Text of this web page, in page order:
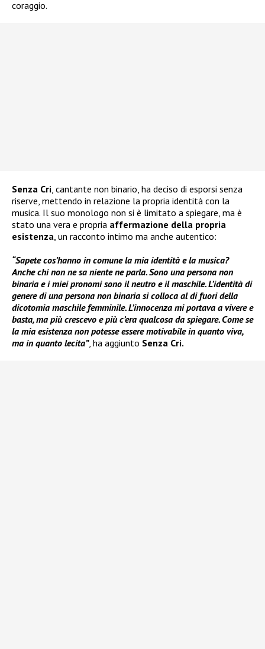
coraggio.
Senza Cri, cantante non binario, ha deciso di esporsi senza
riserve, mettendo in relazione la propria identità con la
musica. Il suo monologo non si è limitato a spiegare, ma è
stato una vera e propria affermazione della propria
esistenza, un racconto intimo ma anche autentico:
“Sapete cos’hanno in comune la mia identità e la musica?
Anche chi non ne sa niente ne parla. Sono una persona non
binaria e i miei pronomi sono il neutro e il maschile. L’identità di
genere di una persona non binaria si colloca al di fuori della
dicotomia maschile femminile. L’innocenza mi portava a vivere e
basta, ma più crescevo e più c’era qualcosa da spiegare. Come se
la mia esistenza non potesse essere motivabile in quanto viva,
ma in quanto lecita”, ha aggiunto Senza Cri.